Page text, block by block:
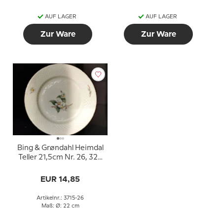
AUF LAGER
Zur Ware
AUF LAGER
Zur Ware
Bing & Grøndahl Heimdal
Teller 21,5cm Nr. 26, 326
EUR 14,85
Artikelnr.: 3715-26
Maß: Ø: 22 cm